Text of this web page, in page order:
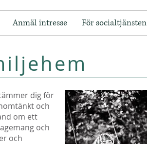
Anmäl intresse För socialtjänsten
dig för
och
om ett
och
och